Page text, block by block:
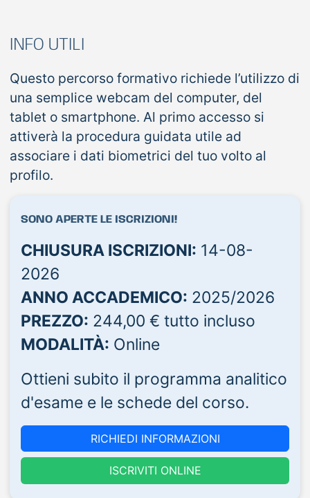
INFO UTILI
Questo percorso formativo richiede l’utilizzo di
una semplice webcam del computer, del
tablet o smartphone. Al primo accesso si
attiverà la procedura guidata utile ad
associare i dati biometrici del tuo volto al
profilo.
SONO APERTE LE ISCRIZIONI!
CHIUSURA ISCRIZIONI: 14-08-
2026
ANNO ACCADEMICO: 2025/2026
PREZZO: 244,00 € tutto incluso
MODALITÀ: Online
Ottieni subito il programma analitico
d'esame e le schede del corso.
RICHIEDI INFORMAZIONI
ISCRIVITI ONLINE